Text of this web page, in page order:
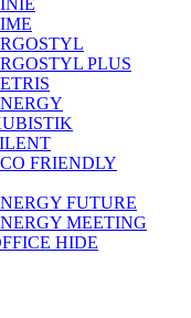
PLUS
FRIENDLY
FUTURE
MEETING
HIDE